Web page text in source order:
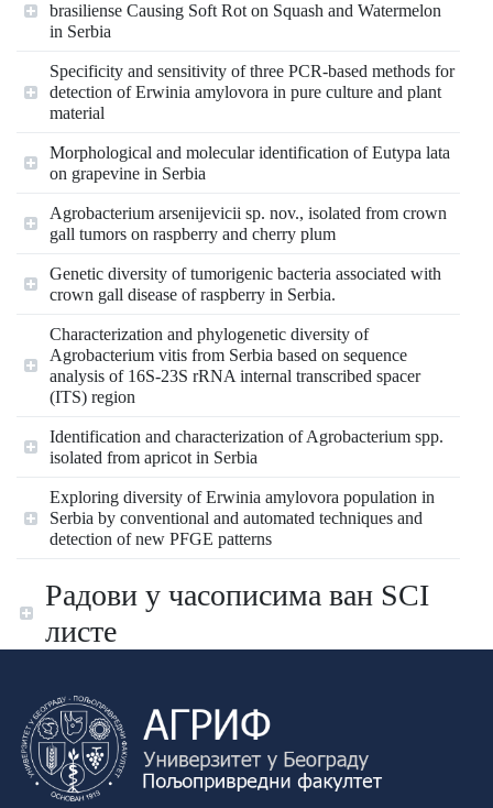
brasiliense Causing Soft Rot on Squash and Watermelon
in Serbia
Specificity and sensitivity of three PCR-based methods for
detection of Erwinia amylovora in pure culture and plant
material
Morphological and molecular identification of Eutypa lata
on grapevine in Serbia
Agrobacterium arsenijevicii sp. nov., isolated from crown
gall tumors on raspberry and cherry plum
Genetic diversity of tumorigenic bacteria associated with
crown gall disease of raspberry in Serbia.
Characterization and phylogenetic diversity of
Agrobacterium vitis from Serbia based on sequence
analysis of 16S-23S rRNA internal transcribed spacer
(ITS) region
Identification and characterization of Agrobacterium spp.
isolated from apricot in Serbia
Exploring diversity of Erwinia amylovora population in
Serbia by conventional and automated techniques and
detection of new PFGE patterns
Радови у часописима ван SCI
листе